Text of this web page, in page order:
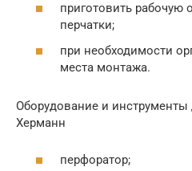
приготовить рабочую
перчатки;
при необходимости
места монтажа.
Оборудование и инструменты
Херманн
перфоратор;